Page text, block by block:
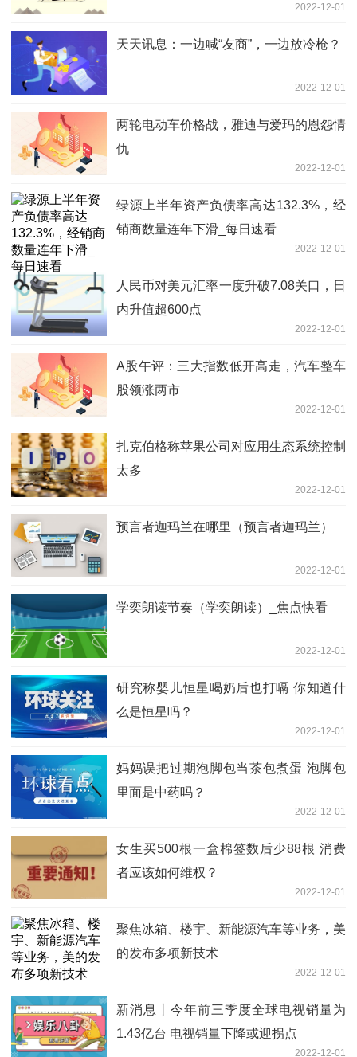
2022-12-01
天天讯息：一边喊“友商”，一边放冷枪？
2022-12-01
两轮电动车价格战，雅迪与爱玛的恩怨情
仇
2022-12-01
绿源上半年资产负债率高达132.3%，经
销商数量连年下滑_每日速看
2022-12-01
人民币对美元汇率一度升破7.08关口，日
内升值超600点
2022-12-01
A股午评：三大指数低开高走，汽车整车
股领涨两市
2022-12-01
扎克伯格称苹果公司对应用生态系统控制
太多
2022-12-01
预言者迦玛兰在哪里（预言者迦玛兰）
2022-12-01
学奕朗读节奏（学奕朗读）_焦点快看
2022-12-01
研究称婴儿恒星喝奶后也打嗝 你知道什
么是恒星吗？
2022-12-01
妈妈误把过期泡脚包当茶包煮蛋 泡脚包
里面是中药吗？
2022-12-01
女生买500根一盒棉签数后少88根 消费
者应该如何维权？
2022-12-01
聚焦冰箱、楼宇、新能源汽车等业务，美
的发布多项新技术
2022-12-01
新消息丨今年前三季度全球电视销量为
1.43亿台 电视销量下降或迎拐点
2022-12-01